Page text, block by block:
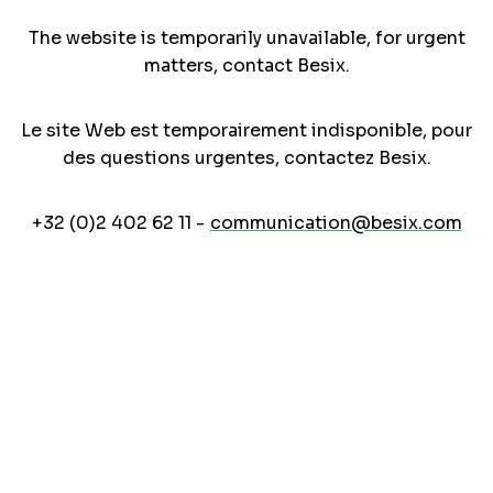
The website is temporarily unavailable, for urgent
matters, contact Besix.
Le site Web est temporairement indisponible, pour
des questions urgentes, contactez Besix.
+32 (0)2 402 62 11 - communication@besix.com